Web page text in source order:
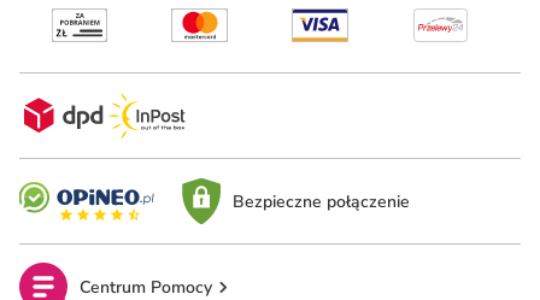
Bezpieczne połączenie
Centrum Pomocy